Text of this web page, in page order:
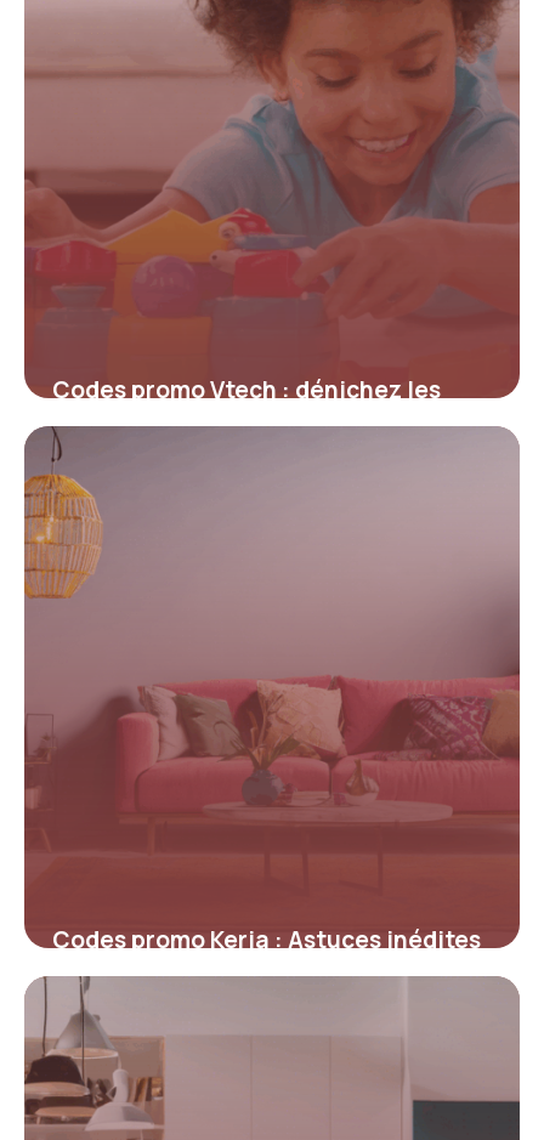
Codes promo Vtech : dénichez les
meilleures offres pour économiser sur
les jouets éducatifs
4 juillet 2025
Codes promo Keria : Astuces inédites
pour maximiser vos réductions sur
l’éclairage et la déco
4 juillet 2025